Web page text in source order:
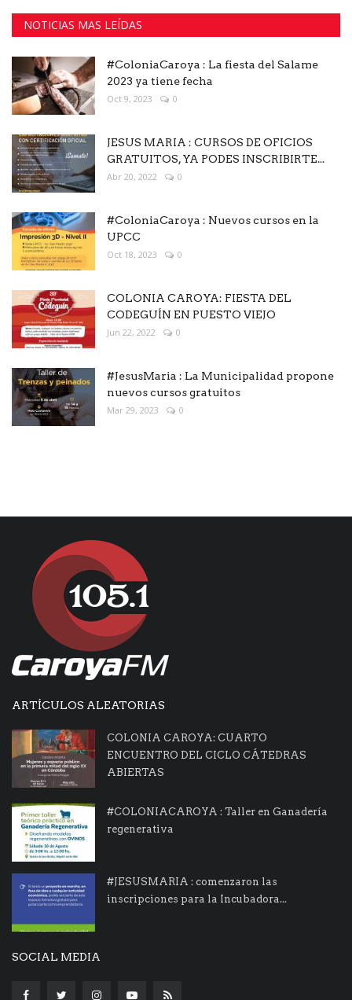
NOTICIAS MAS LEÍDAS
#ColoniaCaroya : La fiesta del Salame
2023 ya tiene fecha
Oct 9, 2023 0
JESUS MARIA : CURSOS DE OFICIOS
GRATUITOS, YA PODES INSCRIBIRTE...
Abr 20, 2022 0
#ColoniaCaroya : Nuevos cursos en la
UPCC
Oct 18, 2023 0
COLONIA CAROYA: FIESTA DEL
CODEGUÍN EN PUESTO VIEJO
Jun 22, 2022 0
#JesusMaria : La Municipalidad propone
nuevos cursos gratuitos
Mar 29, 2023 0
ARTÍCULOS ALEATORIAS
COLONIA CAROYA: CUARTO
ENCUENTRO DEL CICLO CÁTEDRAS
ABIERTAS
#COLONIACAROYA : Taller en Ganadería
regenerativa
#JESUSMARIA : comenzaron las
inscripciones para la Incubadora...
SOCIAL MEDIA